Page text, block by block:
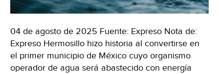
04 de agosto de 2025 Fuente: Expreso Nota de:
Expreso Hermosillo hizo historia al convertirse en
el primer municipio de México cuyo organismo
operador de agua será abastecido con energía